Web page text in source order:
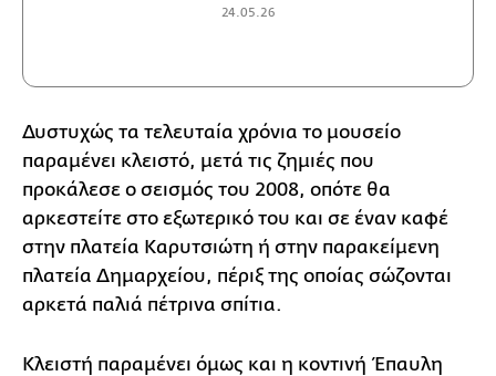
24.05.26
Δυστυχώς τα τελευταία χρόνια το μουσείο
παραμένει κλειστό, μετά τις ζημιές που
προκάλεσε ο σεισμός του 2008, οπότε θα
αρκεστείτε στο εξωτερικό του και σε έναν καφέ
στην πλατεία Καρυτσιώτη ή στην παρακείμενη
πλατεία Δημαρχείου, πέριξ της οποίας σώζονται
αρκετά παλιά πέτρινα σπίτια.
Κλειστή παραμένει όμως και η κοντινή Έπαυλη